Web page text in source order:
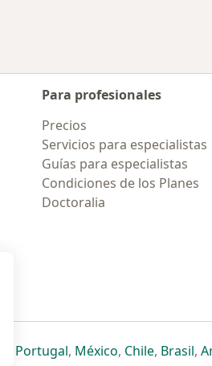
Para profesionales
Precios
Servicios para especialistas
Guías para especialistas
Condiciones de los Planes
Doctoralia
pestaña
en una nueva pestaña
se abre en una nueva pestaña
Portugalse abre en una nueva
, Méxicose abre en una
, Chilese abre
, Brasilse
,